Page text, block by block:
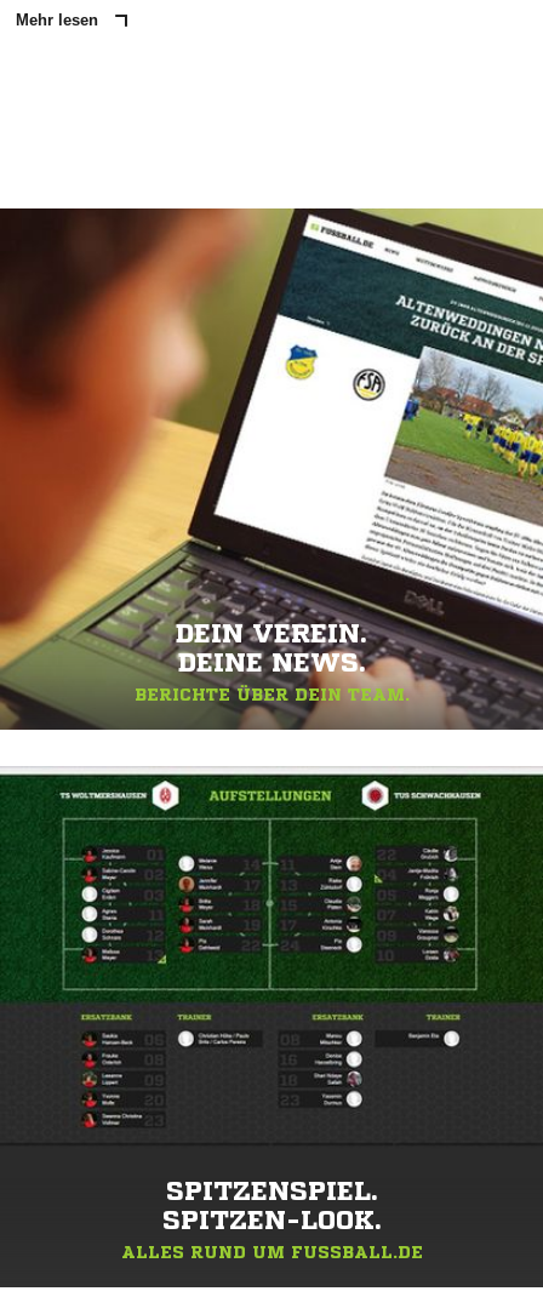
Mehr lesen
DEIN VEREIN.
DEINE NEWS.
BERICHTE ÜBER DEIN TEAM.
SPITZENSPIEL.
SPITZEN-LOOK.
ALLES RUND UM FUSSBALL.DE